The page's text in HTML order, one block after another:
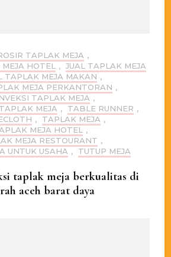
TAPLAK MEJA ,
HOTEL
, JUAL TAPLAK MEJA
TAPLAK MEJA MAKAN ,
MEJA PERKANTORAN ,
TAPLAK MEJA ,
MEJA , TABLE RUNNER ,
, TAPLAK MEJA ,
MEJA HOTEL
,
MEJA RESTOURANT ,
UNTUK USAHA , TUTUP MEJA
taplak meja berkualitas di
aceh barat daya